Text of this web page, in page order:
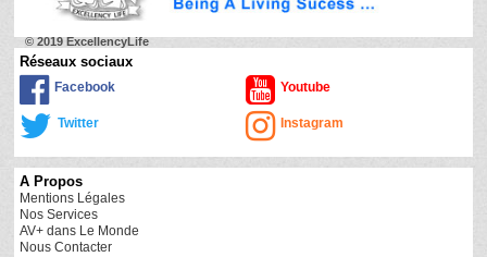
© 2019 ExcellencyLife
Réseaux sociaux
Facebook Youtube
Twitter Instagram
A Propos
Mentions Légales
Nos Services
AV+ dans Le Monde
Nous Contacter